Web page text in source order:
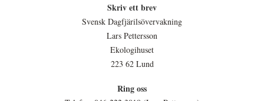
Skriv ett brev
Svensk Dagfjärilsövervakning
Lars Pettersson
Ekologihuset
223 62 Lund
Ring oss